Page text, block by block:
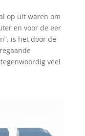
op uit waren om
en voor de eer
is het door de
veel